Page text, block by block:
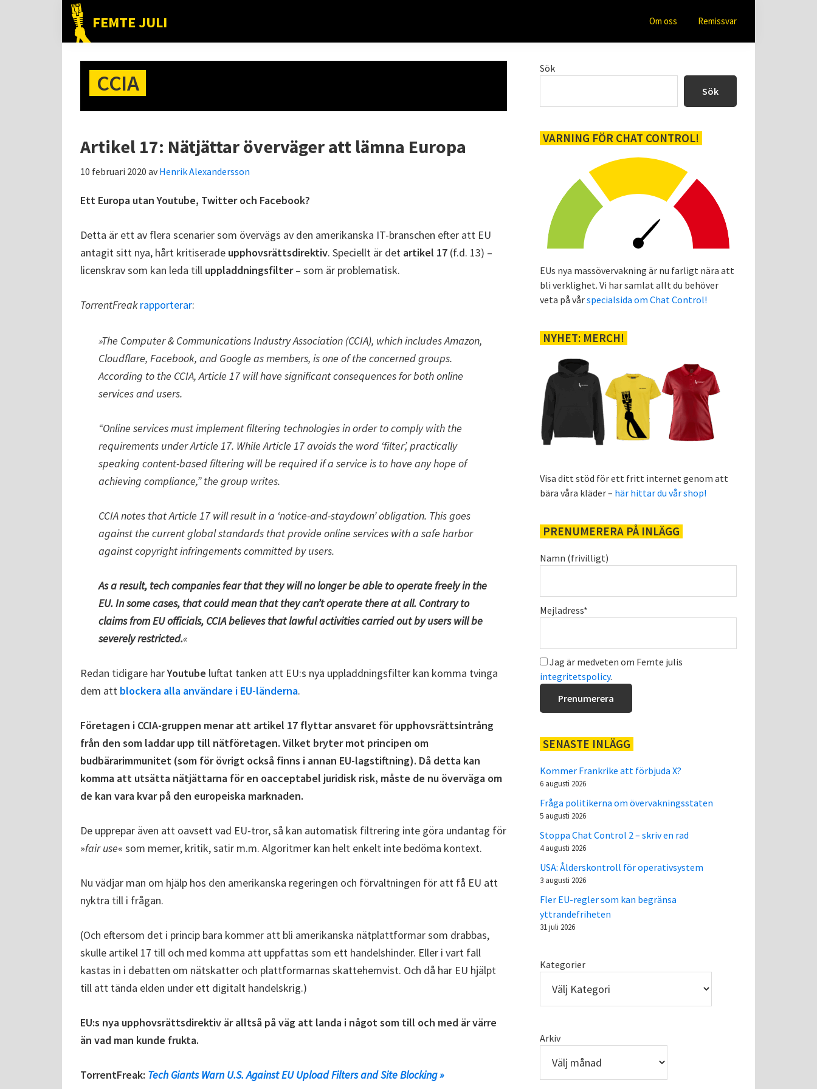
huvudnavigering
FEMTE JULI
Nätet
folket!
Om oss Remissvar
CCIA
Artikel 17: Nätjättar överväger att lämna Europa
10 februari 2020 avHenrik Alexandersson
Ett Europa utan Youtube, Twitter och Facebook?
Detta är ett av flera scenarier som övervägs av den amerikanska IT-branschen efter att EU
antagit sitt nya, hårt kritiserade upphovsrättsdirektiv. Speciellt är det artikel 17 (f.d. 13) –
licenskrav som kan leda till uppladdningsfilter– som är problematisk.
TorrentFreak rapporterar:
»The Computer & Communications Industry Association (CCIA), which includes Amazon,
Cloudflare, Facebook, and Google as members, is one of the concerned groups.
According to the CCIA, Article 17 will have significant consequences for both online
services and users.
“Online services must implement filtering technologies in order to comply with the
requirements under Article 17. While Article 17 avoids the word ‘filter’, practically
speaking content-based filtering will be required if a service is to have any hope of
achieving compliance,” the group writes.
CCIA notes that Article 17 will result in a ‘notice-and-staydown’ obligation. This goes
against the current global standards that provide online services with a safe harbor
against copyright infringements committed by users.
As a result, tech companies fear that they will no longer be able to operate freely in the
EU. In some cases, that could mean that they can’t operate there at all. Contrary to
claims from EU officials, CCIA believes that lawful activities carried out by users will be
severely restricted.«
Redan tidigare harYoutube luftat tanken att EU:s nya uppladdningsfilter kan komma tvinga
dem att blockera alla användare i EU-länderna.
Företagen i CCIA-gruppen menar att artikel 17 flyttar ansvaret för upphovsrättsintrång
från den som laddar upp till nätföretagen. Vilket bryter mot principen om
budbärarimmunitet (som för övrigt också finns i annan EU-lagstiftning). Då detta kan
komma att utsätta nätjättarna för en oacceptabel juridisk risk, måste de nu överväga om
de kan vara kvar på den europeiska marknaden.
De upprepar även att oavsett vad EU-tror, så kan automatisk filtrering inte göra undantag för
»fair use« som memer, kritik, satir m.m. Algoritmer kan helt enkelt inte bedöma kontext.
Nu vädjar man om hjälp hos den amerikanska regeringen och förvaltningen för att få EU att
nyktra till i frågan.
(Och eftersom det i princip bara kommer att bli amerikanska nätplattformar som drabbas,
skulle artikel 17 till och med komma att uppfattas som ett handelshinder. Eller i vart fall
kastas in i debatten om nätskatter och plattformarnas skattehemvist. Och då har EU hjälpt
till att tända elden under ett digitalt handelskrig.)
EU:s nya upphovsrättsdirektiv är alltså på väg att landa i något som till och med är värre
än vad man kunde frukta.
TorrentFreak: Tech Giants Warn U.S. Against EU Upload Filters and Site Blocking »
Primärt
Sök
Sök
VARNING FÖR CHAT CONTROL!
EUs nya massövervakning är nu farligt nära att
bli verklighet. Vi har samlat allt du behöver
veta på vårspecialsida om Chat Control!
NYHET: MERCH!
Visa ditt stöd för ett fritt internet genom att
bära våra kläder – här hittar du vår shop!
PRENUMERERA PÅ INLÄGG
Namn (frivilligt)
Mejladress*
Jag är medveten om Femte julis
integritetspolicy.
SENASTE INLÄGG
Kommer Frankrike att förbjuda X?
6 augusti 2026
Fråga politikerna om övervakningsstaten
5 augusti 2026
Stoppa Chat Control 2 – skriv en rad
4 augusti 2026
USA: Ålderskontroll för operativsystem
3 augusti 2026
Fler EU-regler som kan begränsa
yttrandefriheten
31 juli 2026
Kategorier
Arkiv